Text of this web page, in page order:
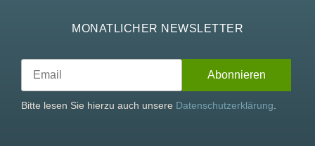
MONATLICHER NEWSLETTER
Bitte lesen Sie hierzu auch unsere Datenschutzerklärung.